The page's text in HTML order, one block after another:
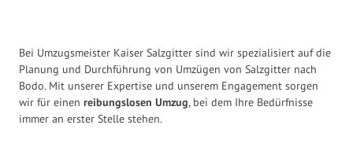
Bei Umzugsmeister Kaiser Salzgitter sind wir spezialisiert auf die
Planung und Durchführung von Umzügen von Salzgitter nach
Bodo. Mit unserer Expertise und unserem Engagement sorgen
wir für einen reibungslosen Umzug, bei dem Ihre Bedürfnisse
immer an erster Stelle stehen.